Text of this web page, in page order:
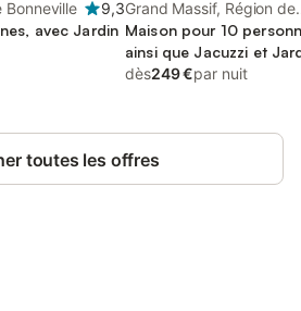
Bonneville
9,3
avec Jardin
Grand Massif, Région de
Bonneville
Maison pour 10
ainsi que Jacuzzi et
dès249 €par nuit
toutes les offres